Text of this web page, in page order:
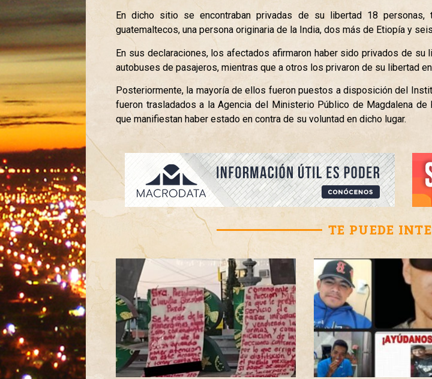
En dicho sitio se encontraban privadas de su libertad 18 personas,
guatemaltecos, una persona originaria de la India, dos más de Etiopía y
En sus declaraciones, los afectados afirmaron haber sido privados de
autobuses de pasajeros, mientras que a otros los privaron de su libertad
Posteriormente, la mayoría de ellos fueron puestos a disposición del
fueron trasladados a la Agencia del Ministerio Público de Magdalena de
que manifiestan haber estado en contra de su voluntad en dicho lugar.
TE PUEDE